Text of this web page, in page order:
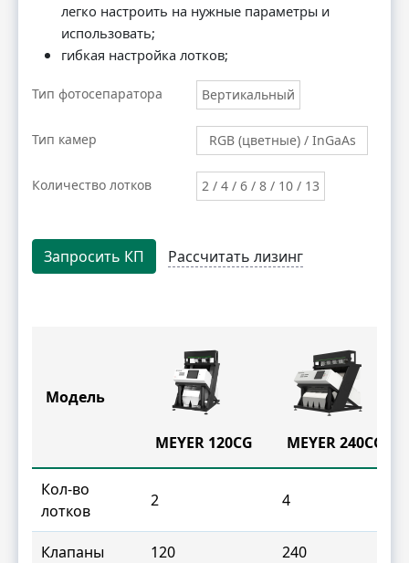
легко настроить на нужные параметры и
использовать;
гибкая настройка лотков;
Тип фотосепаратора Вертикальный
Тип камер
RGB (цветные) / InGaAs
(инфракрасные) / UHD
Количество лотков 2 / 4 / 6 / 8 / 10 / 13
Запросить КП Рассчитать лизинг
Модель
MEYER 120CG MEYER 240CG
Кол-во
лотков
2 4
Клапаны 120 240